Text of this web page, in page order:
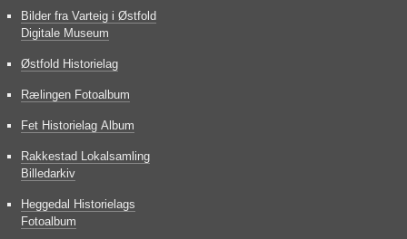
Bilder fra Varteig i Østfold
Digitale Museum
Østfold Historielag
Rælingen Fotoalbum
Fet Historielag Album
Rakkestad Lokalsamling
Billedarkiv
Heggedal Historielags
Fotoalbum